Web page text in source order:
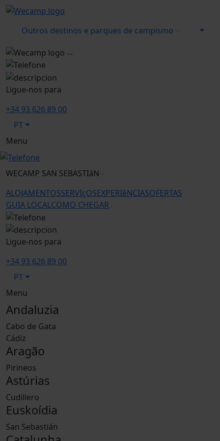
Outros destinos e parques de campismo
...
Ligue-nos para
+34 93 626 89 00
PT
Menu
WECAMP SAN SEBASTIáN
ALOJAMENTOSSERVIçOSEXPERIêNCIASOFERTAS
GUIA LOCALCOMO CHEGAR
Ligue-nos para
+34 93 626 89 00
PT
Menu
Andaluzia
Cabo de Gata
Cádiz
Aragão
Pirineos
Astúrias
Cudillero
Euskoídia
San Sebastián